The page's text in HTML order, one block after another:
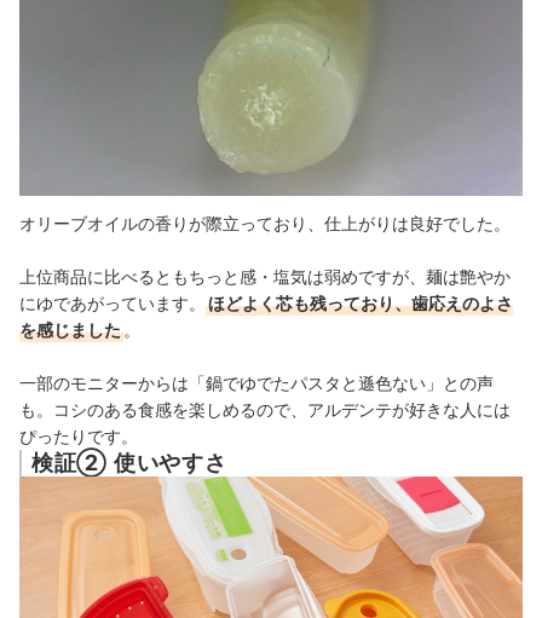
オリーブオイルの香りが際立っており、仕上がりは良好でした。
上位商品に比べるともちっと感・塩気は弱めですが、麺は艶やか
にゆであがっています。
ほどよく芯も残っており、歯応えのよさ
を感じました 。
一部のモニターからは「鍋でゆでたパスタと遜色ない」との声
も。コシのある食感を楽しめるので、アルデンテが好きな人には
ぴったりです。
検証② 使いやすさ